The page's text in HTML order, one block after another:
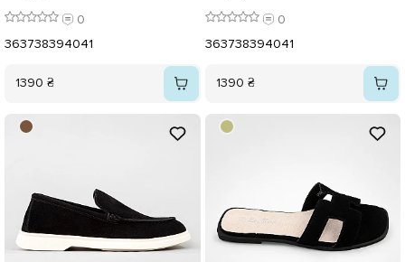
0
363738394041
1390 ₴
0
363738394041
1390 ₴